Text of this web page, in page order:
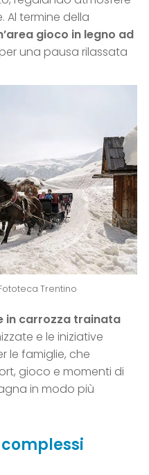
Al termine della
gioco in legno ad
una pausa rilassata
Trentino
in carrozza trainata
e le iniziative
le famiglie, che
gioco e momenti di
in modo più